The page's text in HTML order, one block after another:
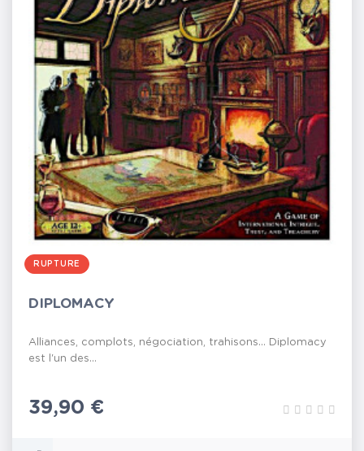
RUPTURE
DIPLOMACY
Alliances, complots, négociation, trahisons... Diplomacy
est l'un des...
Prix
39,90 €